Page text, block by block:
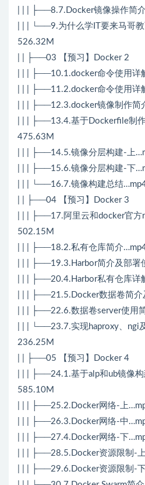
| | | ├──8.7.Docker镜像操作简
| | | └──9.为什么学IT要来马哥
526.32M
| | ├──03 【预习】Docker 2
| | | ├──10.1.docker命令使用
| | | ├──11.2.docker命令使用
| | | ├──12.3.docker镜像制作
| | | ├──13.4.基于Dockerfile制
475.63M
| | | ├──14.5.镜像分层构建-上
| | | ├──15.6.镜像分层构建-下
| | | └──16.7.镜像构建总结
| | ├──04 【预习】Docker 3
| | | ├──17.阿里云和docker官
502.15M
| | | ├──18.2.私有仓库简介
| | | ├──19.3.Harbor简介及部
| | | ├──20.4.Harbor私有仓库
| | | ├──21.5.Docker数据卷简
| | | ├──22.6.数据卷server使用
| | | └──23.7.实现haproxy、ngi
236.25M
| | ├──05 【预习】Docker 4
| | | ├──24.1.基于alp和ub镜像
585.10M
| | | ├──25.2.Docker网络-上
| | | ├──26.3.Docker网络-中
| | | ├──27.4.Docker网络-下
| | | ├──28.5.Docker资源限制-
| | | ├──29.6.Docker资源限制-